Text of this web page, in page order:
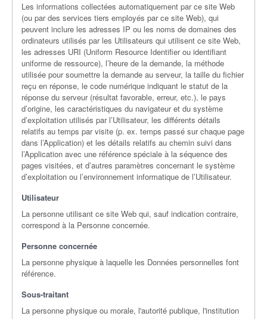
Les informations collectées automatiquement par ce site Web
(ou par des services tiers employés par ce site Web), qui
peuvent inclure les adresses IP ou les noms de domaines des
ordinateurs utilisés par les Utilisateurs qui utilisent ce site Web,
les adresses URI (Uniform Resource Identifier ou identifiant
uniforme de ressource), l’heure de la demande, la méthode
utilisée pour soumettre la demande au serveur, la taille du fichier
reçu en réponse, le code numérique indiquant le statut de la
réponse du serveur (résultat favorable, erreur, etc.), le pays
d’origine, les caractéristiques du navigateur et du système
d’exploitation utilisés par l’Utilisateur, les différents détails
relatifs au temps par visite (p. ex. temps passé sur chaque page
dans l’Application) et les détails relatifs au chemin suivi dans
l’Application avec une référence spéciale à la séquence des
pages visitées, et d’autres paramètres concernant le système
d’exploitation ou l’environnement informatique de l’Utilisateur.
Utilisateur
La personne utilisant ce site Web qui, sauf indication contraire,
correspond à la Personne concernée.
Personne concernée
La personne physique à laquelle les Données personnelles font
référence.
Sous-traitant
La personne physique ou morale, l'autorité publique, l'institution